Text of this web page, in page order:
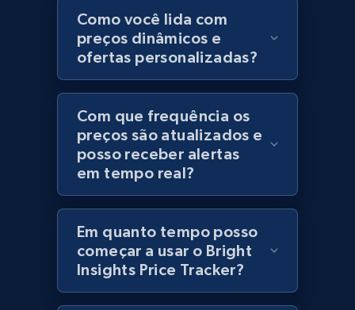
Currency, Colour code, Colour, Description, and
1.2K+ 208+ Comece agora
Best Buy products
URL, Product id, Title, Images, Final price,
Currency, Discount, Initial price, and more.
1.1K+ 149+ Comece agora
Como você lida com
preços dinâmicos e
ofertas personalizadas?
Com que frequência os
preços são atualizados e
posso receber alertas
em tempo real?
Em quanto tempo posso
começar a usar o Bright
Insights Price Tracker?